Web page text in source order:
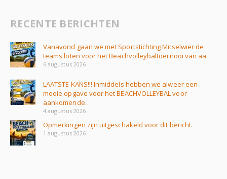
RECENTE BERICHTEN
Vanavond gaan we met Sportstichting Mitselwier de
teams loten voor het Beachvolleybaltoernooi van aa…
6 augustus 2026
LAATSTE KANS!!! Inmiddels hebben we alweer een
mooie opgave voor het BEACHVOLLEYBAL voor
aankomende…
4 augustus 2026
Opmerkingen zijn uitgeschakeld voor dit bericht.
1 augustus 2026